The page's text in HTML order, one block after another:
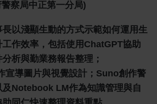
察局中正第一分局)
以淺顯生動的方式示範如何運用生
作效率，包括使用ChatGPT協助
析與勤業務報告整理；
宣導圖片與視覺設計；Suno創作警
及Notebook LM作為知識管理與自